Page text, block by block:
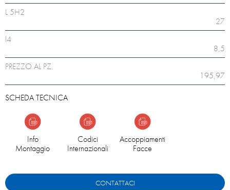
L 5H2
27
l4
8,5
PREZZO AL PZ.
195,97
SCHEDA TECNICA
Info
Montaggio
Codici
Internazionali
Accoppiamenti
Facce
CONTATTACI